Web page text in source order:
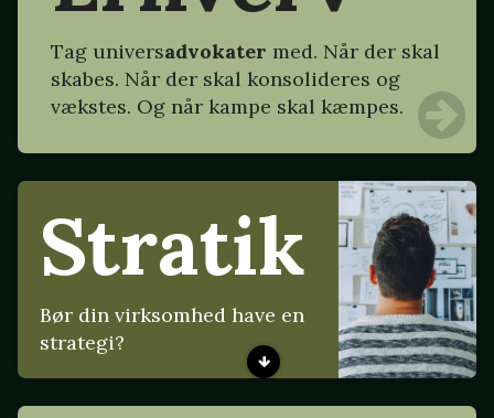
Tag universadvokater med. Når der skal
skabes. Når der skal konsolideres og
vækstes. Og når kampe skal kæmpes.
Stratik
Bør din virksomhed have en
strategi?